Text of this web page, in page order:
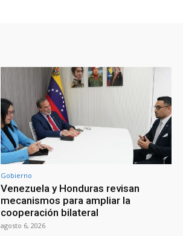
Gobierno
Venezuela y Honduras revisan
mecanismos para ampliar la
cooperación bilateral
agosto 6, 2026